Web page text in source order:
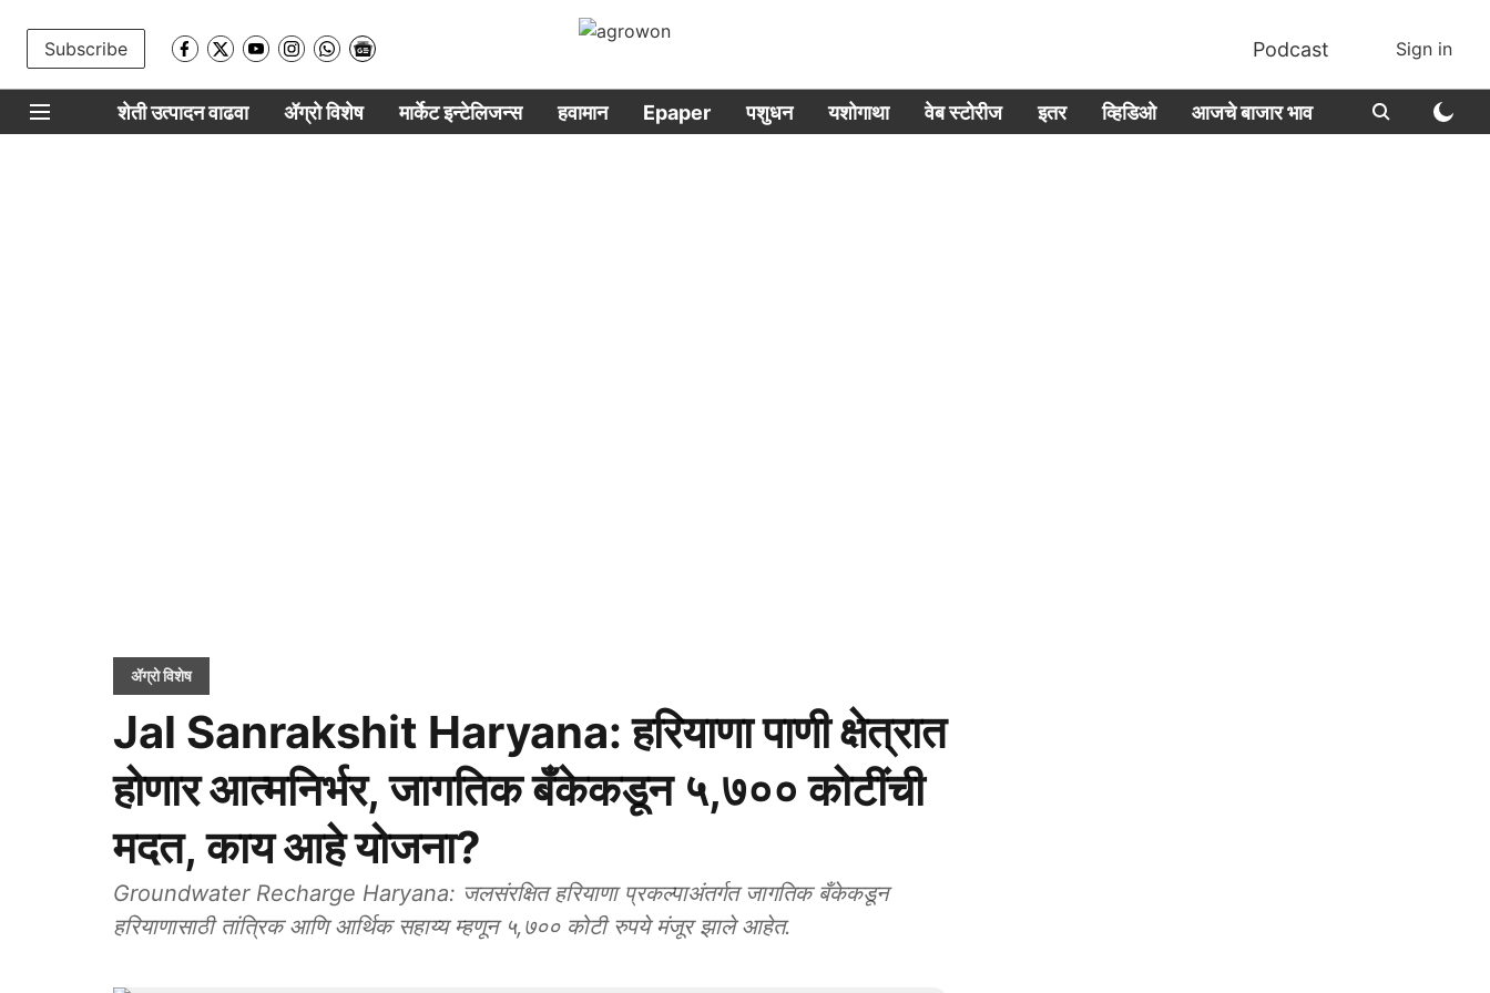
Subscribe Podcast Sign in
शेती उत्पादन वाढवा ॲग्रो विशेष मार्केट इन्टेलिजन्स हवामान Epaper पशुधन यशोगाथा वेब स्टोरीज इतर व्हिडिओ आजचे बाजार भाव
ॲग्रो विशेष
Jal Sanrakshit Haryana: हरियाणा पाणी क्षेत्रात
होणार आत्मनिर्भर, जागतिक बँकेकडून ५,७०० कोटींची
मदत, काय आहे योजना?
Groundwater Recharge Haryana: जलसंरक्षित हरियाणा प्रकल्पाअंतर्गत जागतिक बँकेकडून
हरियाणासाठी तांत्रिक आणि आर्थिक सहाय्य म्हणून ५,७०० कोटी रुपये मंजूर झाले आहेत.